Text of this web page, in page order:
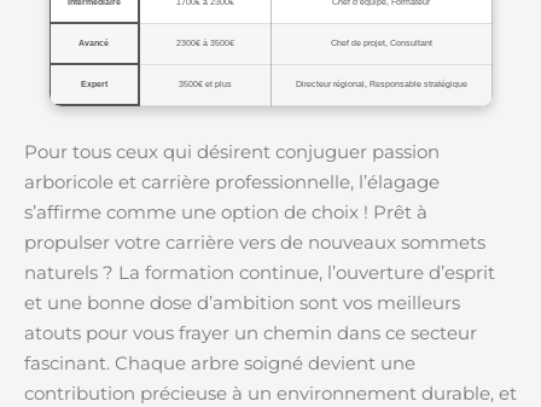
Intermédiaire 1700€ à 2300€ Chef d’équipe, Formateur
Avancé 2300€ à 3500€ Chef de projet, Consultant
Expert 3500€ et plus Directeur régional, Responsable stratégique
Pour tous ceux qui désirent conjuguer passion
arboricole et carrière professionnelle, l’élagage
s’affirme comme une option de choix ! Prêt à
propulser votre carrière vers de nouveaux sommets
naturels ? La formation continue, l’ouverture d’esprit
et une bonne dose d’ambition sont vos meilleurs
atouts pour vous frayer un chemin dans ce secteur
fascinant. Chaque arbre soigné devient une
contribution précieuse à un environnement durable, et